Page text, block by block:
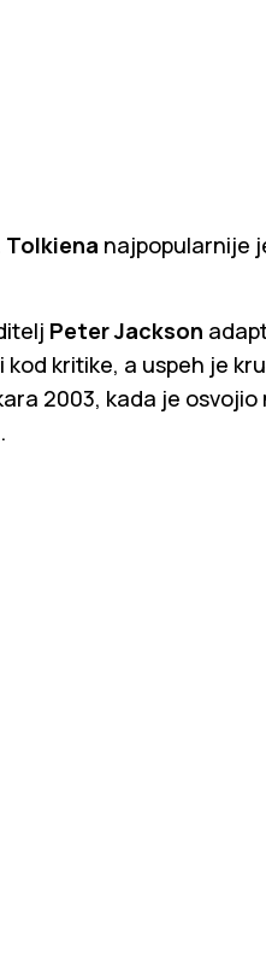
Tolkiena najpopularnije
Peter Jackson
kod kritike, a uspeh je
2003, kada je osvojio